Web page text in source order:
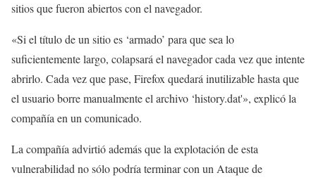
sitios que fueron abiertos con el navegador.
«Si el título de un sitio es ‘armado’ para que sea lo
suficientemente largo, colapsará el navegador cada vez que intente
abrirlo. Cada vez que pase, Firefox quedará inutilizable hasta que
el usuario borre manualmente el archivo ‘history.dat'», explicó la
compañía en un comunicado.
La compañía advirtió además que la explotación de esta
vulnerabilidad no sólo podría terminar con un Ataque de